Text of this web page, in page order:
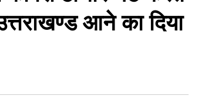
आने का दिया